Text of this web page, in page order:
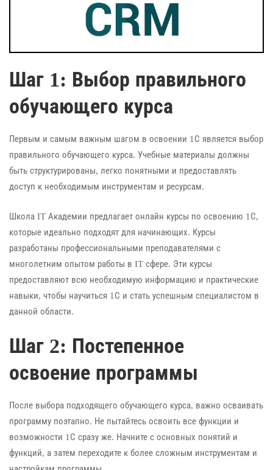
Шаг 1: Выбор правильного
обучающего курса
Первым и самым важным шагом в освоении 1С является выбор
правильного обучающего курса. Учебные материалы должны
быть структурированы, легко понятными и предоставлять
доступ к необходимым инструментам и ресурсам.
Школа IT Академии предлагает онлайн курсы по освоению 1С,
которые идеально подходят для начинающих. Курсы
разработаны профессиональными преподавателями с
многолетним опытом работы в IT сфере. Эти курсы
предоставляют всю необходимую информацию и практические
навыки, чтобы научиться 1С и стать успешным специалистом в
данной области.
Шаг 2: Постепенное
освоение программы
После выбора подходящего обучающего курса, важно осваивать
программу поэтапно. Не пытайтесь освоить все функции и
возможности 1С сразу же. Начните с основных понятий и
функций, а затем переходите к более сложным инструментам и